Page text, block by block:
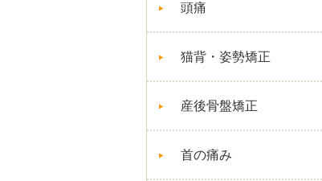
頭痛
猫背・姿勢矯正
産後骨盤矯正
首の痛み